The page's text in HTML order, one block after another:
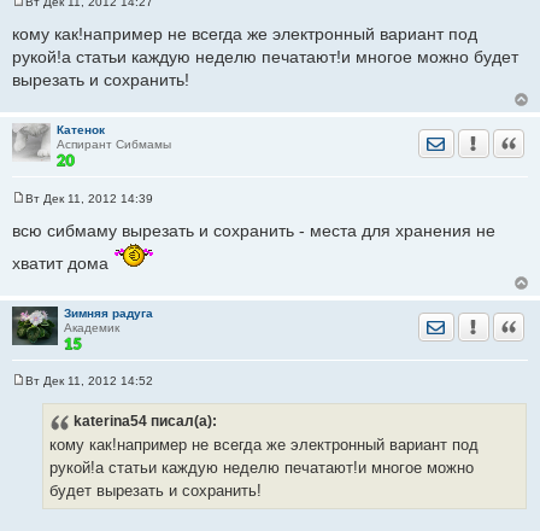
о
б
е
и
е
кому как!например не всегда же электронный вариант под
рукой!а статьи каждую неделю печатают!и многое можно будет
вырезать и сохранить!
Катенок
Аспирант Сибмамы
Отправить
о
щ
и
е
Вт Дек 11, 2012 14:39
всю сибмаму вырезать и сохранить - места для хранения не
хватит дома
Зимняя радуга
Академик
Отправить
Вт Дек 11, 2012 14:52
katerina54 писал(а):
кому как!например не всегда же электронный вариант под
рукой!а статьи каждую неделю печатают!и многое можно
будет вырезать и сохранить!